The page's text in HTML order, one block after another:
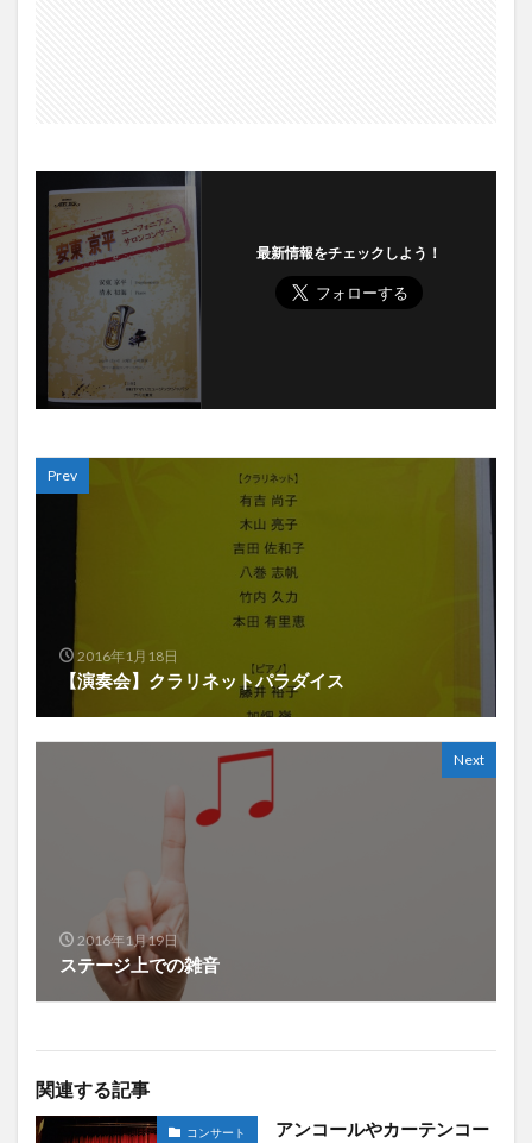
最新情報をチェックしよう！
Prev
2016年1月18日
【演奏会】クラリネットパラダイス
Next
2016年1月19日
ステージ上での雑音
関連する記事
コンサート
アンコールやカーテンコー